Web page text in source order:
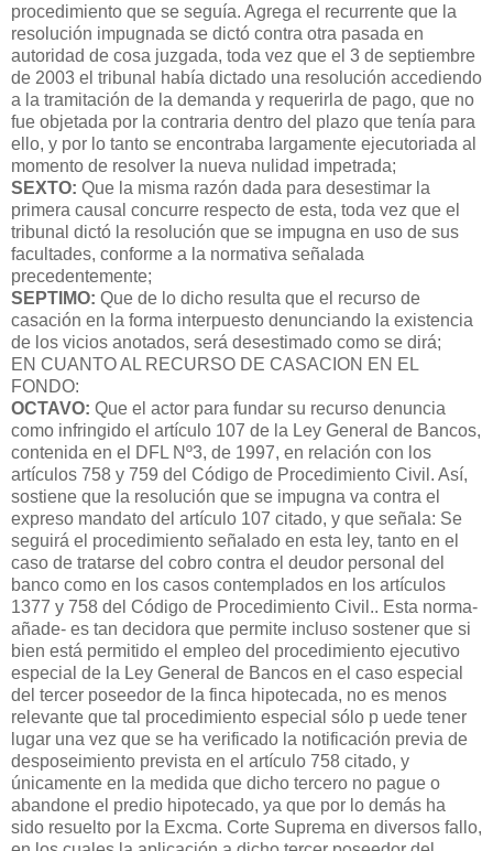
procedimiento que se seguía. Agrega el recurrente que la
resolución impugnada se dictó contra otra pasada en
autoridad de cosa juzgada, toda vez que el 3 de septiembre
de 2003 el tribunal había dictado una resolución accediendo
a la tramitación de la demanda y requerirla de pago, que no
fue objetada por la contraria dentro del plazo que tenía para
ello, y por lo tanto se encontraba largamente ejecutoriada al
momento de resolver la nueva nulidad impetrada;
SEXTO: Que la misma razón dada para desestimar la
primera causal concurre respecto de esta, toda vez que el
tribunal dictó la resolución que se impugna en uso de sus
facultades, conforme a la normativa señalada
precedentemente;
SEPTIMO: Que de lo dicho resulta que el recurso de
casación en la forma interpuesto denunciando la existencia
de los vicios anotados, será desestimado como se dirá;
EN CUANTO AL RECURSO DE CASACION EN EL
FONDO:
OCTAVO: Que el actor para fundar su recurso denuncia
como infringido el artículo 107 de la Ley General de Bancos,
contenida en el DFL Nº3, de 1997, en relación con los
artículos 758 y 759 del Código de Procedimiento Civil. Así,
sostiene que la resolución que se impugna va contra el
expreso mandato del artículo 107 citado, y que señala: Se
seguirá el procedimiento señalado en esta ley, tanto en el
caso de tratarse del cobro contra el deudor personal del
banco como en los casos contemplados en los artículos
1377 y 758 del Código de Procedimiento Civil.. Esta norma-
añade- es tan decidora que permite incluso sostener que si
bien está permitido el empleo del procedimiento ejecutivo
especial de la Ley General de Bancos en el caso especial
del tercer poseedor de la finca hipotecada, no es menos
relevante que tal procedimiento especial sólo p uede tener
lugar una vez que se ha verificado la notificación previa de
desposeimiento prevista en el artículo 758 citado, y
únicamente en la medida que dicho tercero no pague o
abandone el predio hipotecado, ya que por lo demás ha
sido resuelto por la Excma. Corte Suprema en diversos fallo,